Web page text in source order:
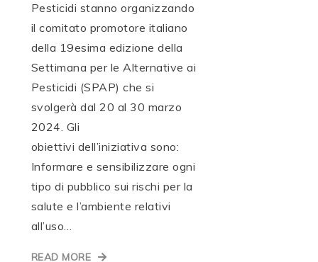
Pesticidi stanno organizzando
il comitato promotore italiano
della 19esima edizione della
Settimana per le Alternative ai
Pesticidi (SPAP) che si
svolgerà dal 20 al 30 marzo
2024. Gli
obiettivi dell’iniziativa sono:
Informare e sensibilizzare ogni
tipo di pubblico sui rischi per la
salute e l’ambiente relativi
all’uso…
READ MORE